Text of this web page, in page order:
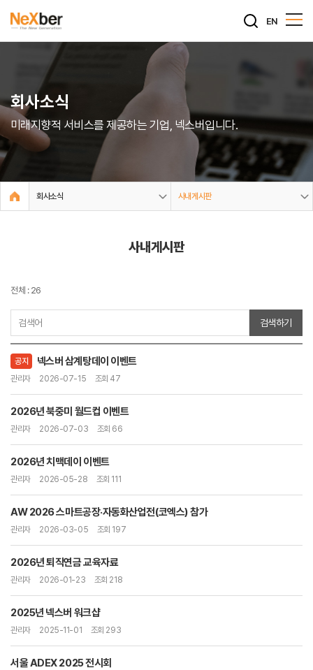
EN
회사소식
미래지향적 서비스를 제공하는 기업, 넥스버입니다.
회사소식 사내게시판
사내게시판
전체 : 26
검색하기
공지 넥스버 삼계탕데이 이벤트
관리자 2026-07-15 조회 47
2026년 북중미 월드컵 이벤트
관리자 2026-07-03 조회 66
2026년 치맥데이 이벤트
관리자 2026-05-28 조회 111
AW 2026 스마트공장·자동화산업전(코엑스) 참가
관리자 2026-03-05 조회 197
2026년 퇴직연금 교육자료
관리자 2026-01-23 조회 218
2025년 넥스버 워크샵
관리자 2025-11-01 조회 293
서울 ADEX 2025 전시회